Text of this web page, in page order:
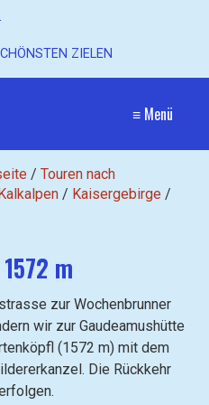
ZIELEN
≡ Menü
/ Touren nach
/ Kaisergebirge /
m
zur Wochenbrunner
wir zur Gaudeamushütte
(1572 m) mit dem
Die Rückkehr